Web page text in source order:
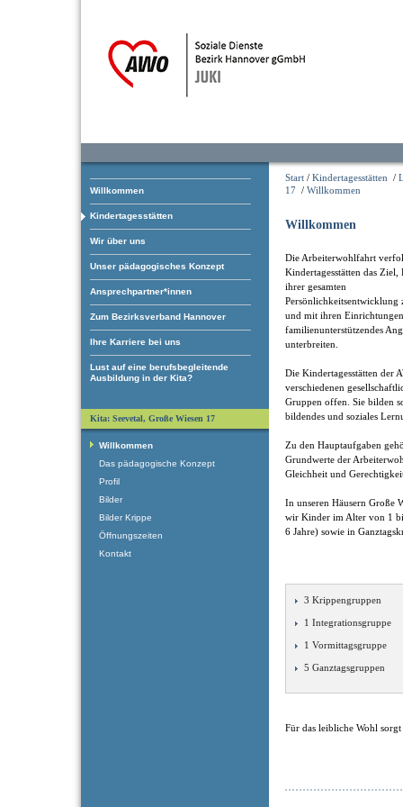
Willkommen
Kindertagesstätten
Wir über uns
Unser pädagogisches Konzept
Ansprechpartner*innen
Zum Bezirksverband Hannover
Ihre Karriere bei uns
Lust auf eine berufsbegleitende
Ausbildung in der Kita?
Start / Kindertagesstätten /
17 / Willkommen
Willkommen
Die Arbeiterwohlfahrt
Kindertagesstätten das
ihrer gesamten
Persönlichkeitsentwicklung
und mit ihren
familienunterstützendes
unterbreiten.
Die Kindertagesstätten der
verschiedenen
Gruppen offen. Sie bilden
bildendes und soziales
Zu den Hauptaufgaben
Grundwerte der
Gleichheit und
In unseren Häusern Große
wir Kinder im Alter von 1
6 Jahre) sowie in
3 Krippengruppen
1 Integrationsgruppe
1 Vormittagsgruppe
5 Ganztagsgruppen
Für das leibliche Wohl
Kita: Seevetal, Große Wiesen 17
Willkommen
Das pädagogische Konzept
Profil
Bilder
Bilder Krippe
Öffnungszeiten
Kontakt